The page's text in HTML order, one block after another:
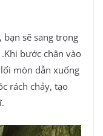
sẽ sang trọng
bước chân vào
mòn dẫn xuống
rách chảy, tạo